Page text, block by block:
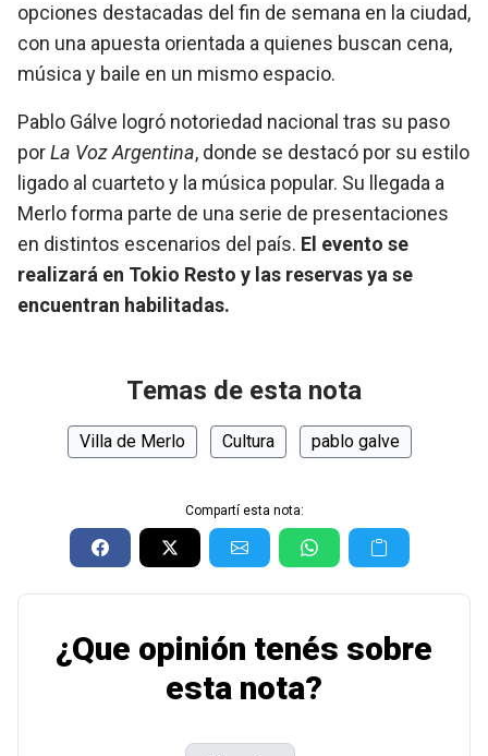
opciones destacadas del fin de semana en la ciudad,
con una apuesta orientada a quienes buscan cena,
música y baile en un mismo espacio.
Pablo Gálve logró notoriedad nacional tras su paso
porLa Voz Argentina, donde se destacó por su estilo
ligado al cuarteto y la música popular. Su llegada a
Merlo forma parte de una serie de presentaciones
en distintos escenarios del país. El evento se
realizará en Tokio Resto y las reservas ya se
encuentran habilitadas.
Temas de esta nota
Villa de Merlo Cultura pablo galve
Compartí esta nota:
¿Que opinión tenés sobre
esta nota?